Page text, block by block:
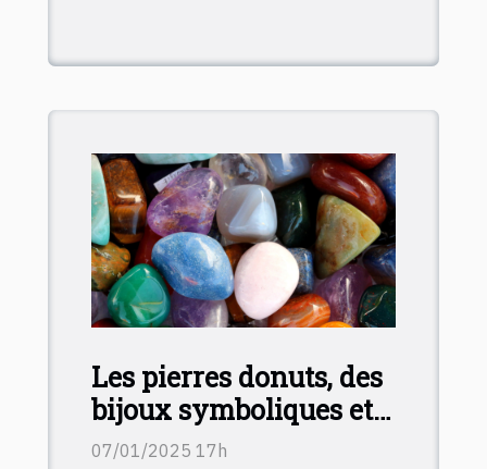
Les pierres donuts, des
bijoux symboliques et
originaux
07/01/2025 17h